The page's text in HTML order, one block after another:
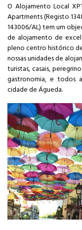
O Alojamento Local
Apartments (Registo
143006/AL) tem um
de alojamento de
pleno centro histórico de
nossas unidades de
turistas, casais,
gastronomia, e todos
cidade de Águeda.